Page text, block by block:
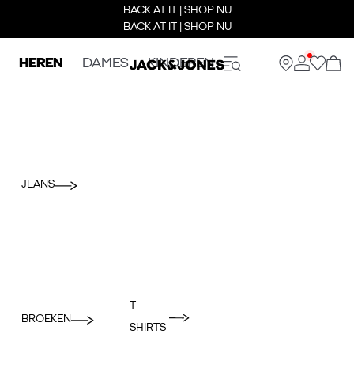
BACK AT IT | SHOP NU
BACK AT IT | SHOP NU
HEREN DAMES KINDEREN
JEANS
BROEKEN
T-
SHIRTS